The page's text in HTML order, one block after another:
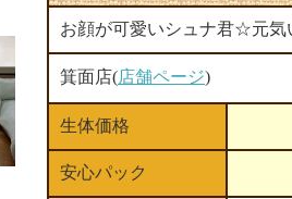
お顔が可愛いシュナ君☆元気
箕面店(店舗ページ)
生体価格
安心パック